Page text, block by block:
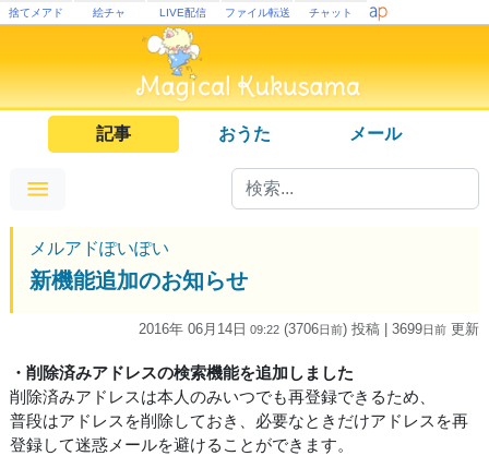
捨てメアド 絵チャ LIVE配信 ファイル転送 チャット
記事 おうた メール
メルアドぽいぽい
新機能追加のお知らせ
2016年 06月14日 09:22 (3706日前) 投稿 | 3699日前 更新
・削除済みアドレスの検索機能を追加しました
削除済みアドレスは本人のみいつでも再登録できるため、
普段はアドレスを削除しておき、必要なときだけアドレスを再
登録して迷惑メールを避けることができます。